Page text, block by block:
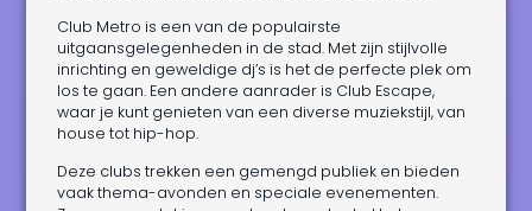
Club Metro is een van de populairste
uitgaansgelegenheden in de stad. Met zijn stijlvolle
inrichting en geweldige dj’s is het de perfecte plek om
los te gaan. Een andere aanrader is Club Escape,
waar je kunt genieten van een diverse muziekstijl, van
house tot hip-hop.
Deze clubs trekken een gemengd publiek en bieden
vaak thema-avonden en speciale evenementen.